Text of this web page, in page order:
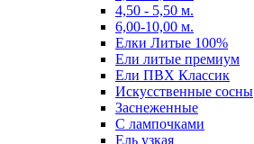
4,50 - 5,50 м.
6,00-10,00 м.
Елки Литые 100%
Ели литые премиум
Ели ПВХ Классик
Искусственные сосны
Заснеженные
С лампочками
Ель узкая